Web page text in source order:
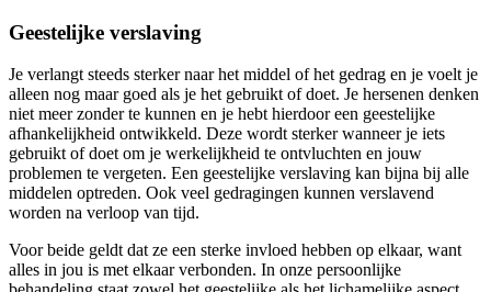
Geestelijke verslaving
Je verlangt steeds sterker naar het middel of het gedrag en je voelt je
alleen nog maar goed als je het gebruikt of doet. Je hersenen denken
niet meer zonder te kunnen en je hebt hierdoor een geestelijke
afhankelijkheid ontwikkeld. Deze wordt sterker wanneer je iets
gebruikt of doet om je werkelijkheid te ontvluchten en jouw
problemen te vergeten. Een geestelijke verslaving kan bijna bij alle
middelen optreden. Ook veel gedragingen kunnen verslavend
worden na verloop van tijd.
Voor beide geldt dat ze een sterke invloed hebben op elkaar, want
alles in jou is met elkaar verbonden. In onze persoonlijke